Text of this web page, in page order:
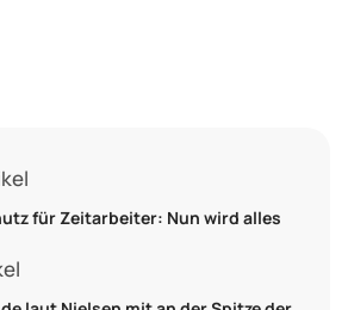
für Zeitarbeiter: Nun wird alles